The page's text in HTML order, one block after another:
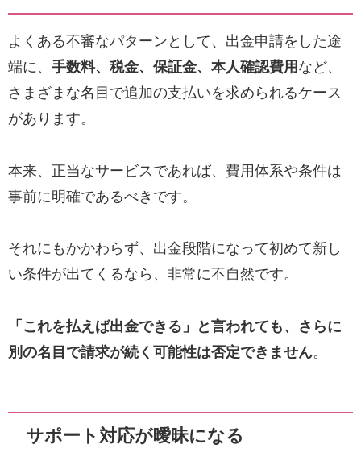
よくある不審なパターンとして、出金申請をした途
端に、 手数料、税金、保証金、本人確認費用 など、
さまざまな名目で追加の支払いを求められるケース
があります。
本来、正当なサービスであれば、費用体系や条件は
事前に明確であるべきです。
それにもかかわらず、出金段階になって初めて新し
い条件が出てくるなら、非常に不自然です。
「これを払えば出金できる」と言われても、さらに
別の名目で請求が続く可能性は否定できません。
サポート対応が曖昧になる